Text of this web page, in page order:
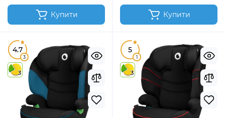
Купити Купити
4.7
3
3
5
1
3